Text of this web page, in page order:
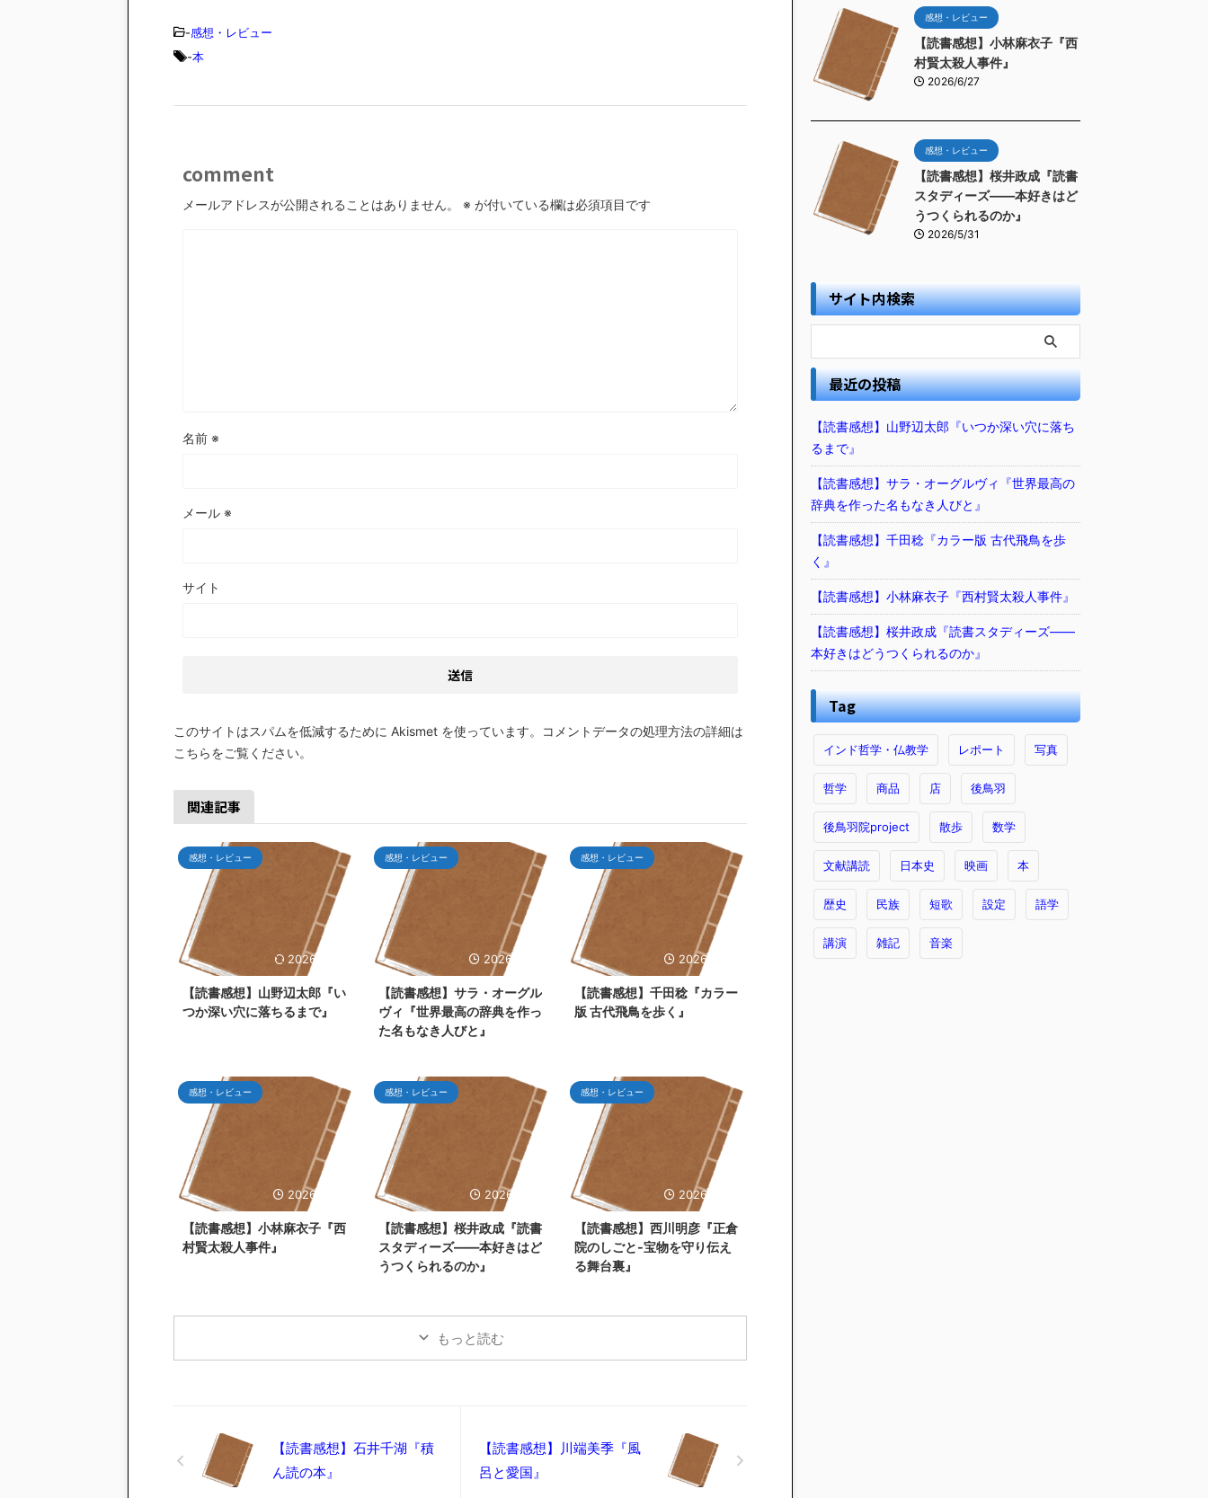
-感想・レビュー
-本
comment
メールアドレスが公開されることはありません。 ※ が付いている欄は必須項目です
名前 ※
メール ※
サイト
このサイトはスパムを低減するために Akismet を使っています。
コメントデータの処理方法の詳細は
こちらをご覧ください。
関連記事
感想・レビュー
2026/7/26
【読書感想】山野辺太郎『い
つか深い穴に落ちるまで』
感想・レビュー
2026/7/25
【読書感想】サラ・オーグル
ヴィ『世界最高の辞典を作っ
た名もなき人びと』
感想・レビュー
2026/6/30
【読書感想】千田稔『カラー
版 古代飛鳥を歩く』
感想・レビュー
2026/6/27
【読書感想】小林麻衣子『西
村賢太殺人事件』
感想・レビュー
2026/5/31
【読書感想】桜井政成『読書
スタディーズ――本好きはど
うつくられるのか』
感想・レビュー
2026/5/26
【読書感想】西川明彦『正倉
院のしごと-宝物を守り伝え
る舞台裏』
もっと読む
【読書感想】石井千湖『積
ん読の本』
【読書感想】川端美季『風
呂と愛国』
感想・レビュー
【読書感想】小林麻衣子『西
村賢太殺人事件』
2026/6/27
感想・レビュー
【読書感想】桜井政成『読書
スタディーズ――本好きはど
うつくられるのか』
2026/5/31
サイト内検索
最近の投稿
【読書感想】山野辺太郎『いつか深い穴に落ち
るまで』
【読書感想】サラ・オーグルヴィ『世界最高の
辞典を作った名もなき人びと』
【読書感想】千田稔『カラー版 古代飛鳥を歩
く』
【読書感想】小林麻衣子『西村賢太殺人事件』
【読書感想】桜井政成『読書スタディーズ――
本好きはどうつくられるのか』
Tag
インド哲学・仏教学 レポート 写真
哲学 商品 店 後鳥羽
後鳥羽院project 散歩 数学
文献講読 日本史 映画 本
歴史 民族 短歌 設定 語学
講演 雑記 音楽